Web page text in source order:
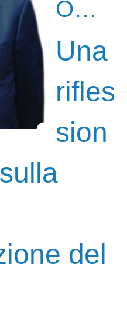
O…
Una
rifles
sion
del